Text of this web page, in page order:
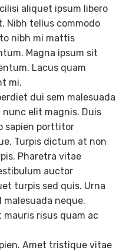
aliquet ipsum libero
Nibh tellus commodo
nibh mi mattis
Magna ipsum sit
Lacus quam
mi.
dui sem malesuada
elit magnis. Duis
sapien porttitor
Turpis dictum at non
Pharetra vitae
auctor
turpis sed quis. Urna
neque.
risus quam ac
Amet tristique vitae